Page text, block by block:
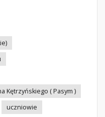
Kętrzyńskiego ( Pasym )
uczniowie